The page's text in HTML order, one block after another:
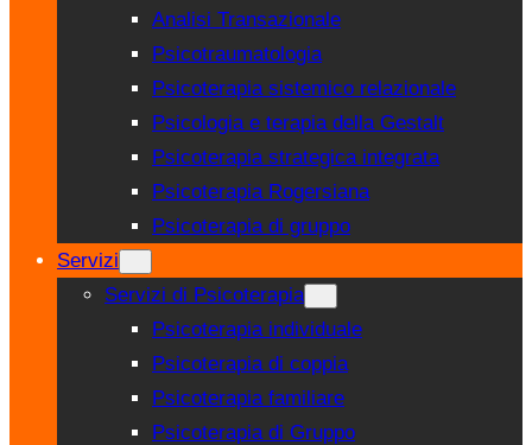
Analisi Transazionale
Psicotraumatologia
Psicoterapia sistemico relazionale
Psicologia e terapia della Gestalt
Psicoterapia strategica integrata
Psicoterapia Rogersiana
Psicoterapia di gruppo
Servizi
Servizi di Psicoterapia
Psicoterapia individuale
Psicoterapia di coppia
Psicoterapia familiare
Psicoterapia di Gruppo